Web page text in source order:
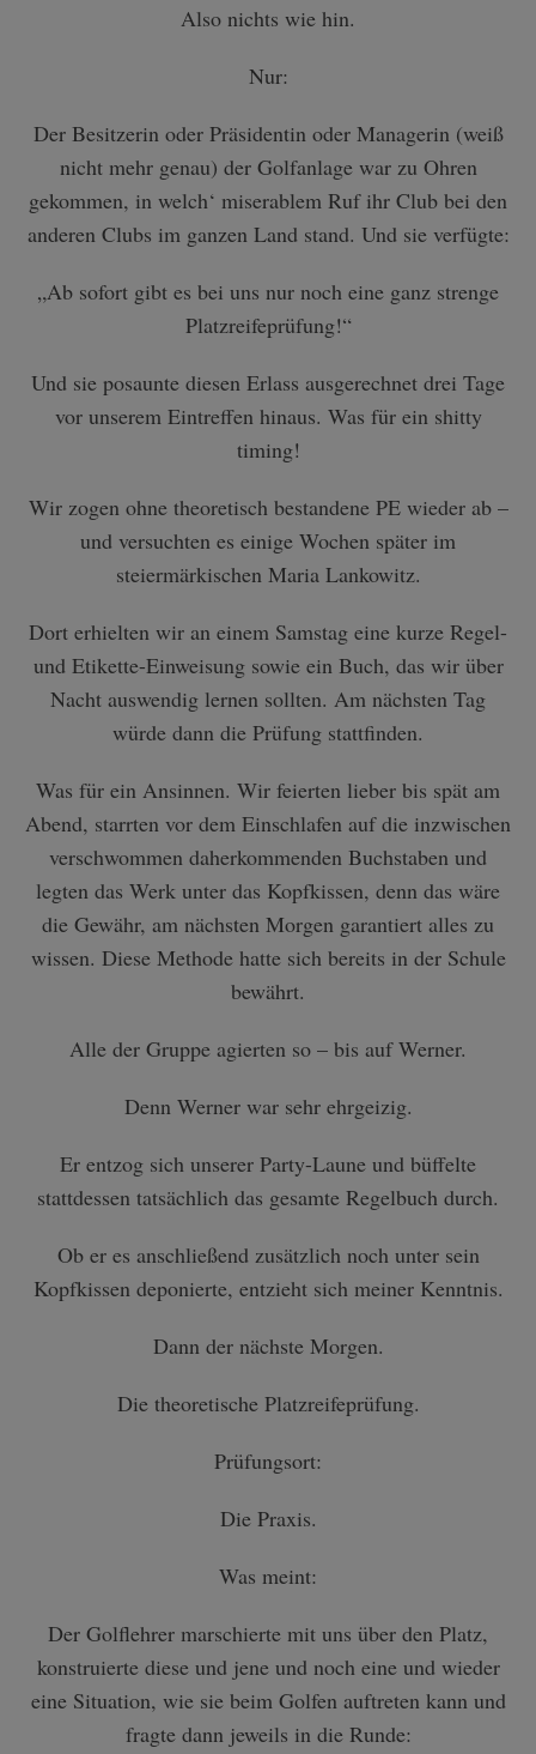
Also nichts wie hin.
Nur:
Der Besitzerin oder Präsidentin oder Managerin (weiß
nicht mehr genau) der Golfanlage war zu Ohren
gekommen, in welch‘ miserablem Ruf ihr Club bei den
anderen Clubs im ganzen Land stand. Und sie verfügte:
„Ab sofort gibt es bei uns nur noch eine ganz strenge
Platzreifeprüfung!“
Und sie posaunte diesen Erlass ausgerechnet drei Tage
vor unserem Eintreffen hinaus. Was für ein shitty
timing!
Wir zogen ohne theoretisch bestandene PE wieder ab –
und versuchten es einige Wochen später im
steiermärkischen Maria Lankowitz.
Dort erhielten wir an einem Samstag eine kurze Regel-
und Etikette-Einweisung sowie ein Buch, das wir über
Nacht auswendig lernen sollten. Am nächsten Tag
würde dann die Prüfung stattfinden.
Was für ein Ansinnen. Wir feierten lieber bis spät am
Abend, starrten vor dem Einschlafen auf die inzwischen
verschwommen daherkommenden Buchstaben und
legten das Werk unter das Kopfkissen, denn das wäre
die Gewähr, am nächsten Morgen garantiert alles zu
wissen. Diese Methode hatte sich bereits in der Schule
bewährt.
Alle der Gruppe agierten so – bis auf Werner.
Denn Werner war sehr ehrgeizig.
Er entzog sich unserer Party-Laune und büffelte
stattdessen tatsächlich das gesamte Regelbuch durch.
Ob er es anschließend zusätzlich noch unter sein
Kopfkissen deponierte, entzieht sich meiner Kenntnis.
Dann der nächste Morgen.
Die theoretische Platzreifeprüfung.
Prüfungsort:
Die Praxis.
Was meint:
Der Golflehrer marschierte mit uns über den Platz,
konstruierte diese und jene und noch eine und wieder
eine Situation, wie sie beim Golfen auftreten kann und
fragte dann jeweils in die Runde: